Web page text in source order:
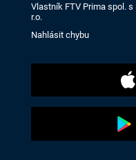
Vlastník FTV Prima spol. s
r.o.
Nahlásit chybu